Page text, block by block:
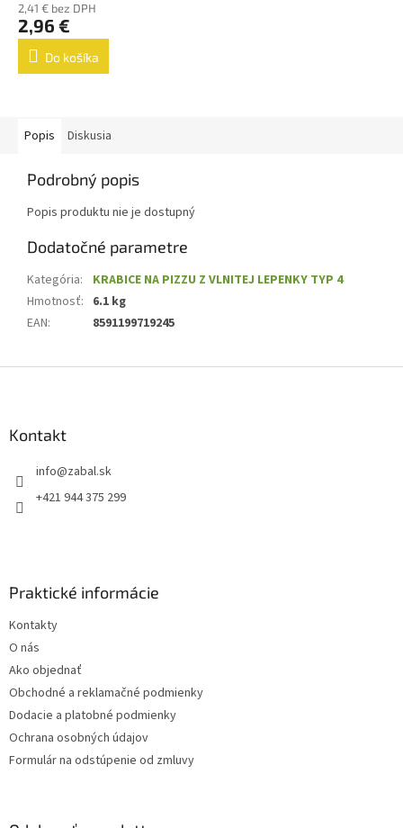
2,41 € bez DPH
2,96 €
Do košíka
Popis Diskusia
Podrobný popis
Popis produktu nie je dostupný
Dodatočné parametre
Kategória:
KRABICE NA PIZZU Z VLNITEJ LEPENKY TYP 4
Hmotnosť: 6.1 kg
EAN: 8591199719245
Kontakt
info@zabal.sk
+421 944 375 299
Praktické informácie
Kontakty
O nás
Ako objednať
Obchodné a reklamačné podmienky
Dodacie a platobné podmienky
Ochrana osobných údajov
Formulár na odstúpenie od zmluvy